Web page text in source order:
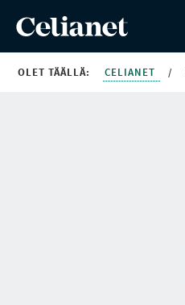
OLET TÄÄLLÄ: CELIANET /